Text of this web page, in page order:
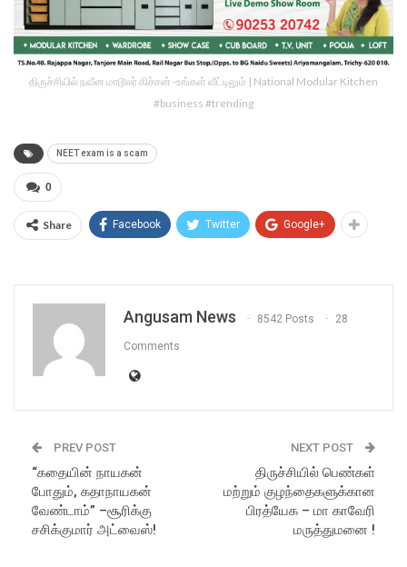
திருச்சியில் நவீன மாடூலர் கிச்சன் -உங்கள் வீட்டிலும் | National Modular Kitchen
#business #trending
NEET exam is a scam
0
Share Facebook Twitter Google+
Angusam News 8542 Posts 28
Comments
PREV POST
“கதையின் நாயகன்
போதும், கதாநாயகன்
வேண்டாம்” –சூரிக்கு
சசிக்குமார் அட்வைஸ்!
NEXT POST
திருச்சியில் பெண்கள்
மற்றும் குழந்தைகளுக்கான
பிரத்யேக – மா காவேரி
மருத்துமனை !